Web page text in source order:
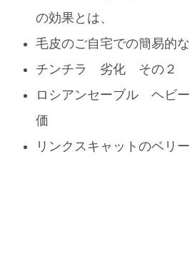
の効果とは、
毛皮のご自宅での簡易的
チンチラ 劣化 その２
ロシアンセーブル ヘビ
価
リンクスキャットのベリ